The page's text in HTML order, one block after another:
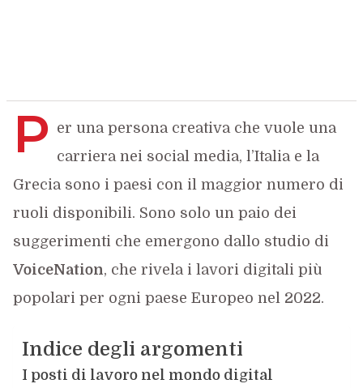
P er una persona creativa che vuole una
carriera nei social media, l’Italia e la
Grecia sono i paesi con il maggior numero di
ruoli disponibili. Sono solo un paio dei
suggerimenti che emergono dallo studio di
VoiceNation, che rivela i lavori digitali più
popolari per ogni paese Europeo nel 2022.
Indice degli argomenti
I posti di lavoro nel mondo digital